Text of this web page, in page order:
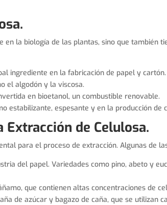
en la biología de las plantas, sino que también
ingrediente en la fabricación de papel y cartón.
el algodón y la viscosa.
en bioetanol, un combustible renovable.
estabilizante, espesante y en la producción de
de Celulosa.
para el proceso de extracción. Algunas de
del papel. Variedades como pino, abeto y
que contienen altas concentraciones de
de azúcar y bagazo de caña, que se utilizan